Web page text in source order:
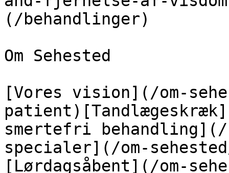
(/behandlinger)
Om Sehested
[Vores vision](/om-
smertefri
specialer](/om-
[Lørdagsåbent](/om-